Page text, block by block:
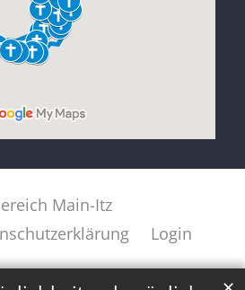
Main-Itz
Login